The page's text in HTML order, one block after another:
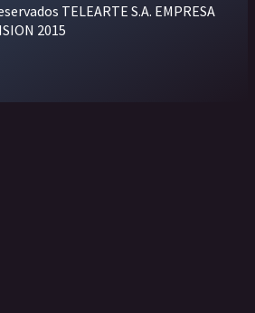
TELEARTE S.A. EMPRESA
2015